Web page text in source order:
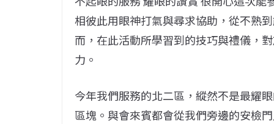
相彼此用眼神打氣與尋求協助，從不熟
而，在此活動所學習到的技巧與禮儀，
力。
今年我們服務的北二區，縱然不是最耀
區塊。與會來賓都會從我們旁邊的安檢